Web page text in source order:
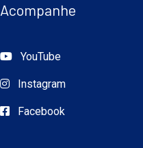
Acompanhe
YouTube
Instagram
Facebook